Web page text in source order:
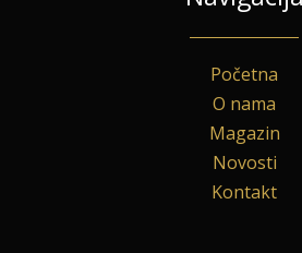
Početna
O nama
Magazin
Novosti
Kontakt